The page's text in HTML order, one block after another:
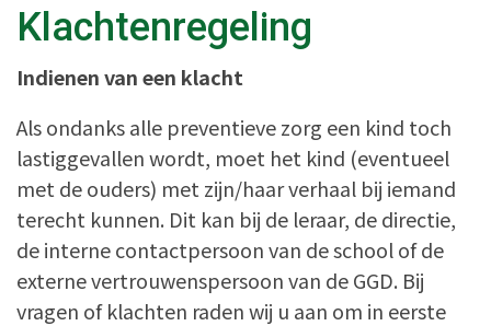
Klachtenregeling
Indienen van een klacht
Als ondanks alle preventieve zorg een kind toch
lastiggevallen wordt, moet het kind (eventueel
met de ouders) met zijn/haar verhaal bij iemand
terecht kunnen. Dit kan bij de leraar, de directie,
de interne contactpersoon van de school of de
externe vertrouwenspersoon van de GGD. Bij
vragen of klachten raden wij u aan om in eerste